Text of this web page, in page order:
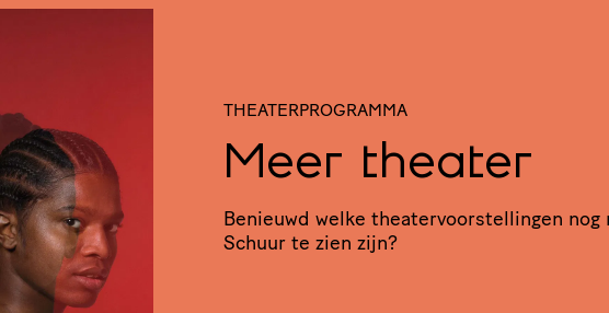
THEATERPROGRAMMA
Meer theater
Benieuwd welke thea­ter­voor­stel­lingen nog
Schuur te zien zijn?